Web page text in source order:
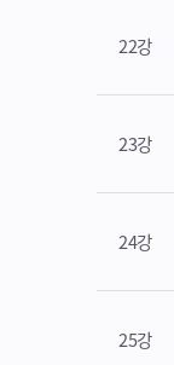
22강
23강
24강
25강